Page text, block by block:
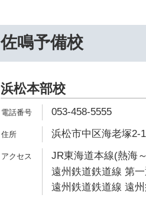
佐鳴予備校
浜松本部校
053-458-5555
浜松市中区海老塚2-
JR東海道本線(熱海
遠州鉄道鉄道線 第
遠州鉄道鉄道線 遠